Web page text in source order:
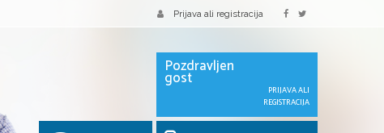
Prijava ali registracija
Pozdravljen
gost
PRIJAVA ALI
REGISTRACIJA